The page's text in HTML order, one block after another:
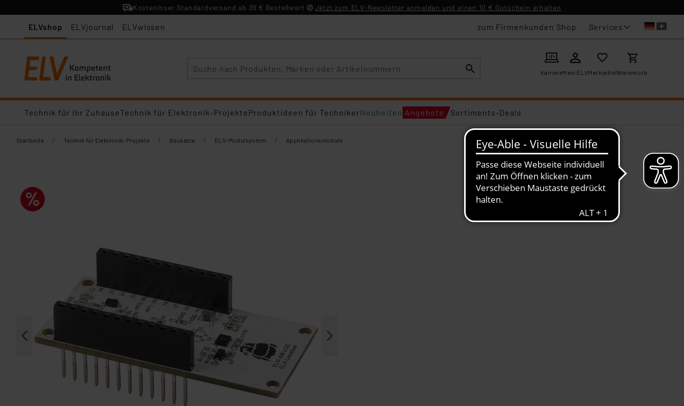
Kostenloser Standardversand ab 39 € Bestellwert Jetzt zum ELV-Newsletter anmelden und einen 10 € Gutschein erhalten
ELVshop ELVjournal ELVwissen zum Firmenkunden Shop Services
KarriereMein ELVMerkzettelWarenkorb
Technik für Ihr ZuhauseTechnik für Elektronik-ProjekteProduktideen für TechnikerNeuheiten Angebote Sortiments-Deals
Startseite / Technik für Elektronik-Projekte / Bausätze / ELV-Modulsystem / Applikationsmodule